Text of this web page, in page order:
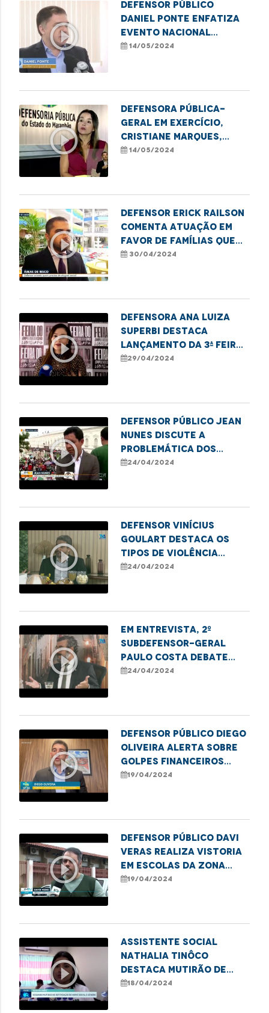
play_circle_outline
Defensor público
Daniel Ponte enfatiza
evento nacional
"Direito de Existir" em
14/05/2024
play_circle_outline
Defensora Pública-
Geral em exercício,
Cristiane Marques,
destaca lei que exige a
identificação paterna
14/05/2024
play_circle_outline
Defensor Erick Railson
comenta atuação em
favor de famílias que
residem em áreas de
30/04/2024
play_circle_outline
Defensora Ana Luiza
Superbi destaca
lançamento da 3ª Feira
de Empreendedorismo
29/04/2024
play_circle_outline
Defensor Público Jean
Nunes discute a
problemática dos
conflitos fundiários
24/04/2024
play_circle_outline
Defensor Vinícius
Goulart destaca os
tipos de violência
contra idosos e ações
24/04/2024
play_circle_outline
Em entrevista, 2º
Subdefensor-Geral
Paulo Costa debate
controle e
24/04/2024
play_circle_outline
Defensor público Diego
Oliveira alerta sobre
golpes financeiros
contra idosos
19/04/2024
play_circle_outline
Defensor público Davi
Veras realiza vistoria
em escolas da Zona
Rural de São Luís
19/04/2024
play_circle_outline
Assistente social
Nathalia Tinôco
destaca mutirão de
retificação de nome e
18/04/2024